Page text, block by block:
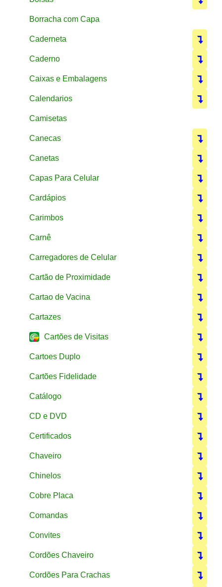
Borracha com Capa
Caderneta
Caderno
Caixas e Embalagens
Calendarios
Camisetas
Canecas
Canetas
Capas Para Celular
Cardápios
Carimbos
Carnê
Carregadores de Celular
Cartão de Proximidade
Cartao de Vacina
Cartazes
Cartões de Visitas
Cartoes Duplo
Cartões Fidelidade
Catálogo
CD e DVD
Certificados
Chaveiro
Chinelos
Cobre Placa
Comandas
Convites
Cordões Chaveiro
Cordões Para Crachas